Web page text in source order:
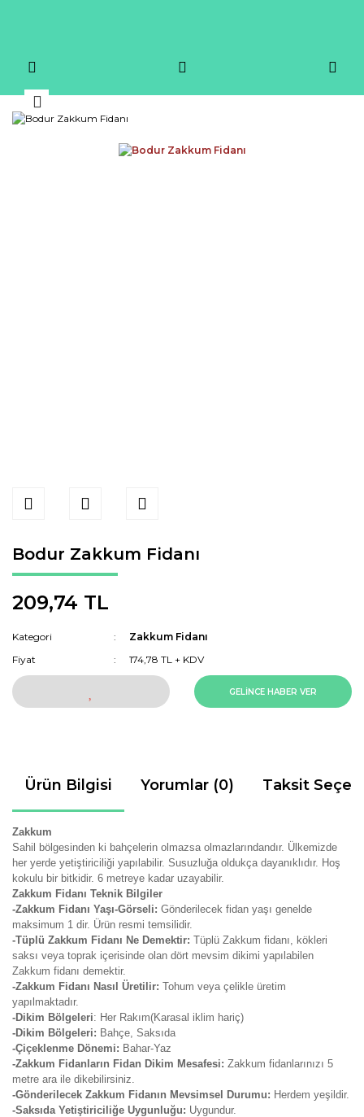
Bodur Zakkum Fidanı
209,74 TL
Kategori
Zakkum Fidanı
Fiyat
174,78 TL + KDV
GELİNCE HABER VER
Ürün Bilgisi Yorumlar (0) Taksit
Zakkum
Sahil bölgesinden ki bahçelerin olmazsa olmazlarındandır. Ülkemizde
her yerde yetiştiriciliği yapılabilir. Susuzluğa oldukça dayanıklıdır. Hoş
kokulu bir bitkidir. 6 metreye kadar uzayabilir.
Zakkum Fidanı Teknik Bilgiler
-Zakkum Fidanı Yaşı-Görseli: Gönderilecek fidan yaşı genelde
maksimum 1 dir. Ürün resmi temsilidir.
-Tüplü Zakkum Fidanı Ne Demektir: Tüplü Zakkum fidanı, kökleri
saksı veya toprak içerisinde olan dört mevsim dikimi yapılabilen
Zakkum fidanı demektir.
-Zakkum Fidanı Nasıl Üretilir: Tohum veya çelikle üretim
yapılmaktadır.
-Dikim Bölgeleri: Her Rakım(Karasal iklim hariç)
-Dikim Bölgeleri: Bahçe, Saksıda
-Çiçeklenme Dönemi: Bahar-Yaz
-Zakkum Fidanların Fidan Dikim Mesafesi: Zakkum fidanlarınızı 5
metre ara ile dikebilirsiniz.
-Gönderilecek Zakkum Fidanın Mevsimsel Durumu: Herdem yeşildir.
-Saksıda Yetiştiriciliğe Uygunluğu: Uygundur.